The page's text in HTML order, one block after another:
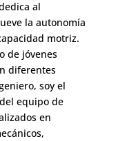
al
la autonomía
motriz.
de jóvenes
diferentes
soy el
equipo de
en